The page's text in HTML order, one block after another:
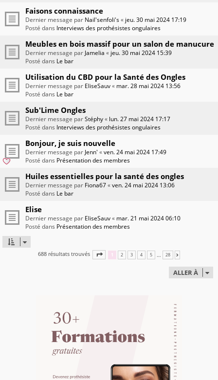
Faisons connaissance
Dernier message par Nail'senfoli's« jeu. 30 mai 2024 17:19
Posté dans Interviews des prothésistes ongulaires
Meubles en bois massif pour un salon de manucure
Dernier message par Jamelia « jeu. 30 mai 2024 15:39
Posté dans Le bar
Utilisation du CBD pour la Santé des Ongles
Dernier message par EliseSauv« mar. 28 mai 2024 13:56
Posté dans Le bar
Sub'Lime Ongles
Dernier message parStéphy« lun. 27 mai 2024 17:17
Posté dans Interviews des prothésistes ongulaires
Bonjour, je suis nouvelle
Dernier message par Jenn' «ven. 24 mai 2024 17:49
Posté dans Présentation des membres
Huiles essentielles pour la santé des ongles
Dernier message par Fiona67«ven. 24 mai 2024 13:06
Posté dans Le bar
Elise
Dernier message par EliseSauv« mar. 21 mai 2024 06:10
Posté dans Présentation des membres
688 résultats trouvés PAGE SUR 28
1 2 3 4 5 … 28
ALLER À